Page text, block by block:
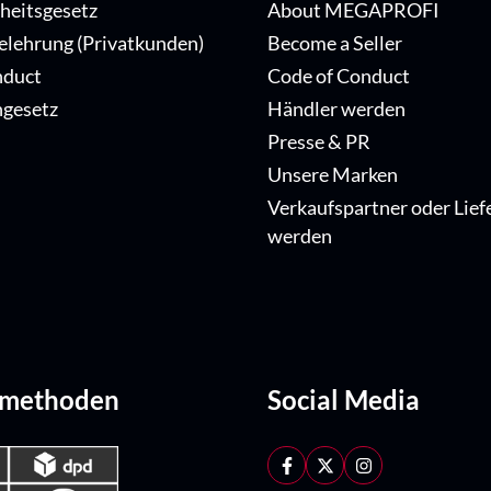
(Privatkunden)
About MEGAPROFI
Become a Seller
Code of Conduct
Händler werden
Presse & PR
Unsere Marken
Verkaufspartner oder
werden
Social Media